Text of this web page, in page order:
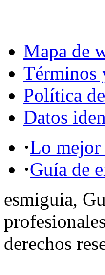
Mapa de
Términos
Política
Datos
·Lo mejor
·Guía de
esmiguia,
derechos